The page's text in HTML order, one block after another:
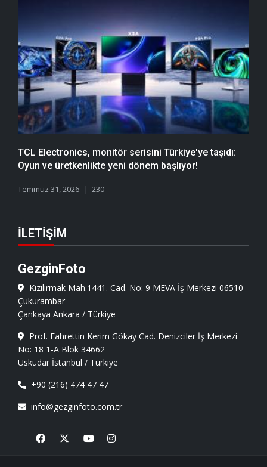
TCL Electronics, monitör serisini Türkiye'ye taşıdı:
Oyun ve üretkenlikte yeni dönem başlıyor!
Temmuz 31, 2026 230
İLETIŞIM
GezginFoto
Kızılırmak Mah.1441. Cad. No: 9 MEVA İş Merkezi 06510
Çukurambar
Çankaya Ankara / Türkiye
Prof. Fahrettin Kerim Gökay Cad. Denizciler İş Merkezi
No: 18 1-A Blok 34662
Üsküdar İstanbul / Türkiye
+90 (216) 474 47 47
info@gezginfoto.com.tr